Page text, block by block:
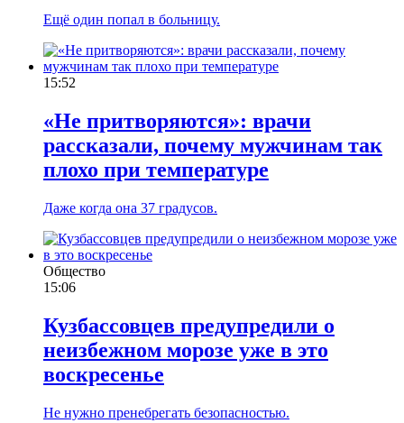
Ещё один попал в больницу.
15:52
«Не притворяются»: врачи
рассказали, почему мужчинам так
плохо при температуре
Даже когда она 37 градусов.
Общество
15:06
Кузбассовцев предупредили о
неизбежном морозе уже в это
воскресенье
Не нужно пренебрегать безопасностью.